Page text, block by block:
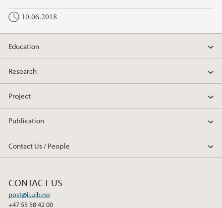
10.06.2018
Education
Research
Project
Publication
Contact Us / People
CONTACT US
post@ii.uib.no
+47 55 58 42 00